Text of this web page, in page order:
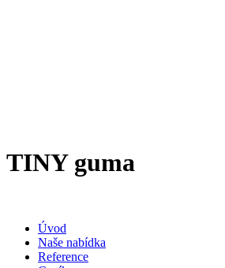
TINY guma
Úvod
Naše nabídka
Reference